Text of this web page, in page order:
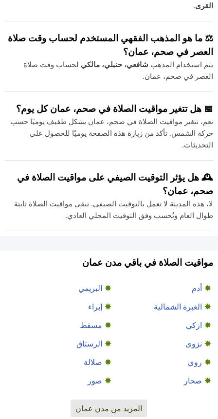
القرى.
⚖️ ما هو المذهب الفقهي المستخدم لحساب وقت صلاة
العصر في صحم، عمان؟
يتم استخدام المذهب شافعي، حنبلي، مالكي لحساب وقت صلاة
العصر في صحم، عمان.
📅 هل تتغير مواقيت الصلاة في صحم، عمان كل يوم؟
نعم، تتغير مواقيت الصلاة في صحم، عمان بشكل طفيف يوميًا حسب
حركة الشمس. تأكد من زيارة هذه الصفحة يوميًا للحصول على
التحديثات.
🕰️ هل يؤثر التوقيت الصيفي على مواقيت الصلاة في
صحم، عمان؟
لا، هذه المدينة لا تعمل بالتوقيت الصيفي. تبقى مواقيت الصلاة ثابتة
طوال العام وتُحسب وفق التوقيت المحلي العادي.
مواقيت الصلاة في باقي مدن عمان
أدم
البريمي
الغبرة الشمالية
إبراء
ازكي
مسقط
نزوى
الرستاق
روي
صلالة
صحار
صور
المزيد من مدن عمان